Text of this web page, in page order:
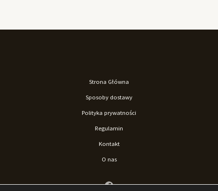
Strona Główna
Sposoby dostawy
Polityka prywatności
Regulamin
Kontakt
O nas